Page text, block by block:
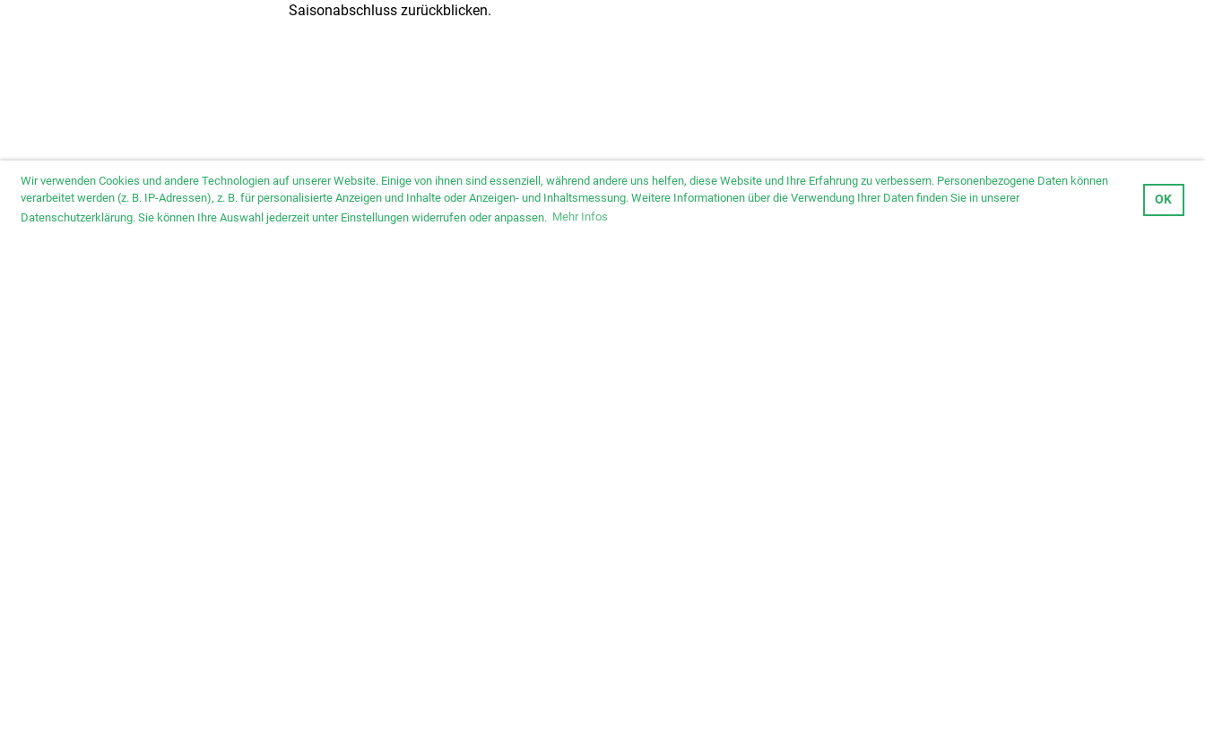
Wir verwenden Cookies und andere Technologien auf unserer Website. Einige von ihnen sind essenziell, während andere uns helfen, diese Website und Ihre Erfahrung zu verbessern. Personenbezogene Daten können
verarbeitet werden (z. B. IP-Adressen), z. B. für personalisierte Anzeigen und Inhalte oder Anzeigen- und Inhaltsmessung. Weitere Informationen über die Verwendung Ihrer Daten finden Sie in unserer
Datenschutzerklärung. Sie können Ihre Auswahl jederzeit unter Einstellungen widerrufen oder anpassen. Mehr Infos
OK
Saisonabschluss zurückblicken.